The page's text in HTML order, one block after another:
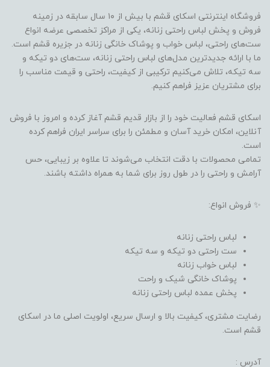
فروشگاه اینترنتی اسکای قشم با بیش از ۱۰ سال سابقه در زمینه
فروش و پخش لباس راحتی زنانه، یکی از مراکز تخصصی عرضه انواع
ست‌های راحتی، لباس خواب و پوشاک خانگی زنانه در جزیره قشم است.
ما با ارائه جدیدترین مدل‌های لباس راحتی زنانه، ست‌های دو تیکه و
سه تیکه، تلاش می‌کنیم ترکیبی از کیفیت، راحتی و قیمت مناسب را
برای مشتریان عزیز فراهم کنیم.
اسکای قشم فعالیت خود را از بازار قدیم قشم آغاز کرده و امروز با فروش
آنلاین، امکان خرید آسان و مطمئن را برای سراسر ایران فراهم کرده
است.
تمامی محصولات با دقت انتخاب می‌شوند تا علاوه بر زیبایی، حس
آرامش و راحتی را در طول روز برای شما به همراه داشته باشند.
✨ فروش انواع:
لباس راحتی زنانه
ست راحتی دو تیکه و سه تیکه
لباس خواب زنانه
پوشاک خانگی شیک و راحت
پخش عمده لباس راحتی زنانه
رضایت مشتری، کیفیت بالا و ارسال سریع، اولویت اصلی ما در اسکای
قشم است.
آدرس :